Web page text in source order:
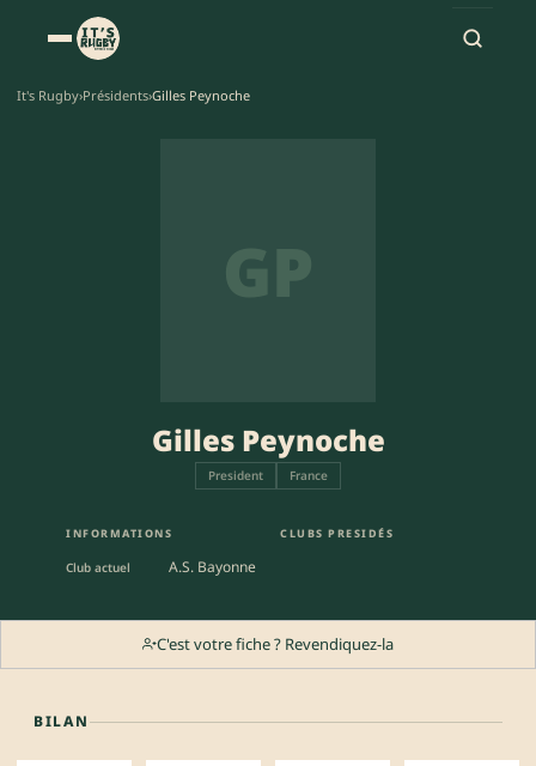
It's Rugby›Présidents›Gilles Peynoche
GP
Gilles Peynoche
President France
INFORMATIONS
Club actuel A.S. Bayonne
CLUBS PRESIDÉS
C'est votre fiche ? Revendiquez-la
BILAN